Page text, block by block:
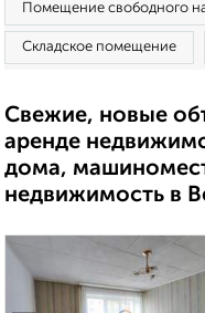
Помещение свободного
Складское помещение
Свежие, новые
аренде
дома,
недвижимость в